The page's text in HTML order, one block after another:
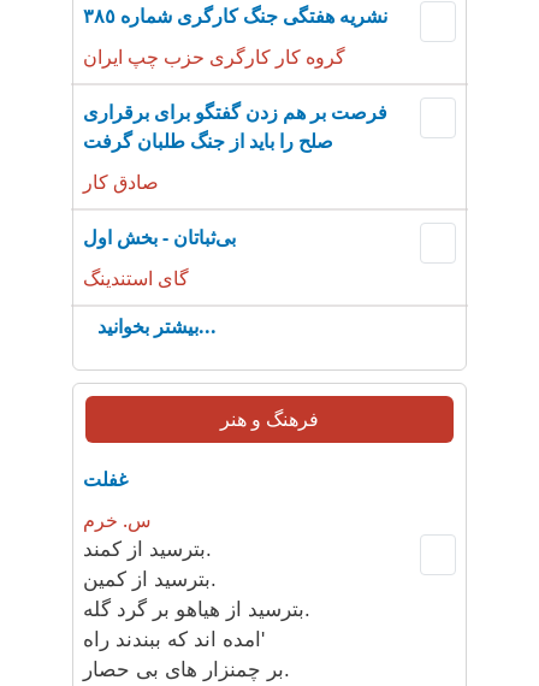
نشریە هفتگی جنگ کارگری شمارە ٣٨٥
گروه کار کارگری حزب چپ ایران
فرصت بر هم زدن گفتگو برای برقراری
صلح را باید از جنگ طلبان گرفت
صادق کار
بی‌ثباتان - بخش اول
گای استندینگ
بیشتر بخوانید...
فرهنگ و هنر
غفلت
س. خرم
بترسید از کمند.
بترسید از کمین.
بترسید از هیاهو بر گرد گله.
امده اند که ببندند راه'
بر چمنزار های بی حصار.